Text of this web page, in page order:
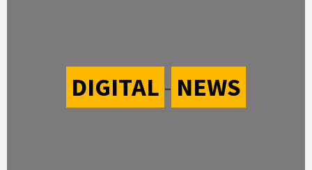
DIGITAL - NEWS